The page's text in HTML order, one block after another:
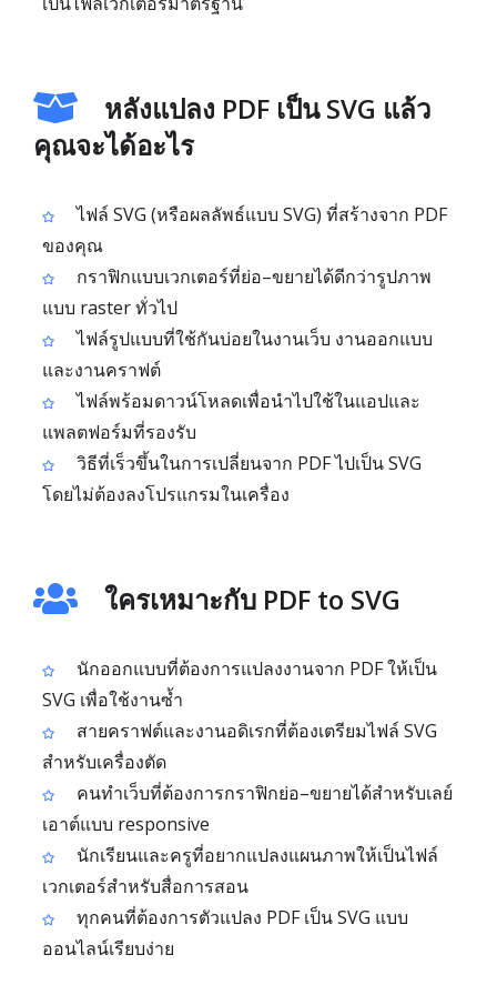
หลังแปลง PDF เป็น SVG แล้ว
คุณจะได้อะไร
ไฟล์ SVG (หรือผลลัพธ์แบบ SVG) ที่สร้างจาก PDF
ของคุณ
กราฟิกแบบเวกเตอร์ที่ย่อ–ขยายได้ดีกว่ารูปภาพ
แบบ raster ทั่วไป
ไฟล์รูปแบบที่ใช้กันบ่อยในงานเว็บ งานออกแบบ
และงานคราฟต์
ไฟล์พร้อมดาวน์โหลดเพื่อนำไปใช้ในแอปและ
แพลตฟอร์มที่รองรับ
วิธีที่เร็วขึ้นในการเปลี่ยนจาก PDF ไปเป็น SVG
โดยไม่ต้องลงโปรแกรมในเครื่อง
ใครเหมาะกับ PDF to SVG
นักออกแบบที่ต้องการแปลงงานจาก PDF ให้เป็น
SVG เพื่อใช้งานซ้ำ
สายคราฟต์และงานอดิเรกที่ต้องเตรียมไฟล์ SVG
สำหรับเครื่องตัด
คนทำเว็บที่ต้องการกราฟิกย่อ–ขยายได้สำหรับเลย์
เอาต์แบบ responsive
นักเรียนและครูที่อยากแปลงแผนภาพให้เป็นไฟล์
เวกเตอร์สำหรับสื่อการสอน
ทุกคนที่ต้องการตัวแปลง PDF เป็น SVG แบบ
ออนไลน์เรียบง่าย